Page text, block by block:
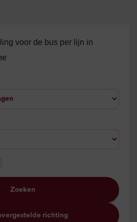
voor de bus per lijn in
Zoeken
richting